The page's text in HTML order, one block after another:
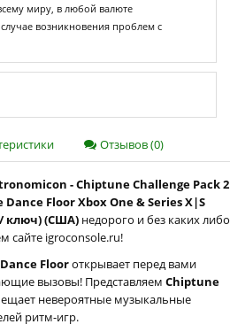
миру, в любой валюте
возникновения проблем с
Отзывов (0)
- Chiptune Challenge Pack 2
Floor Xbox One & Series X|S
/ ключ) (США) недорого и без каких либо
сайте igroconsole.ru!
Floorоткрывает перед вами
вызовы! Представляем Chiptune
невероятные музыкальные
ритм-игр.